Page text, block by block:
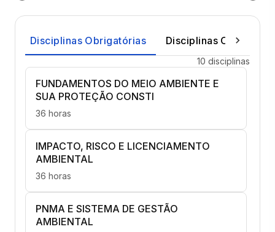
Disciplinas Obrigatórias Disciplinas Optativas
10 disciplinas
FUNDAMENTOS DO MEIO AMBIENTE E
SUA PROTEÇÃO CONSTI
36 horas
IMPACTO, RISCO E LICENCIAMENTO
AMBIENTAL
36 horas
PNMA E SISTEMA DE GESTÃO
AMBIENTAL